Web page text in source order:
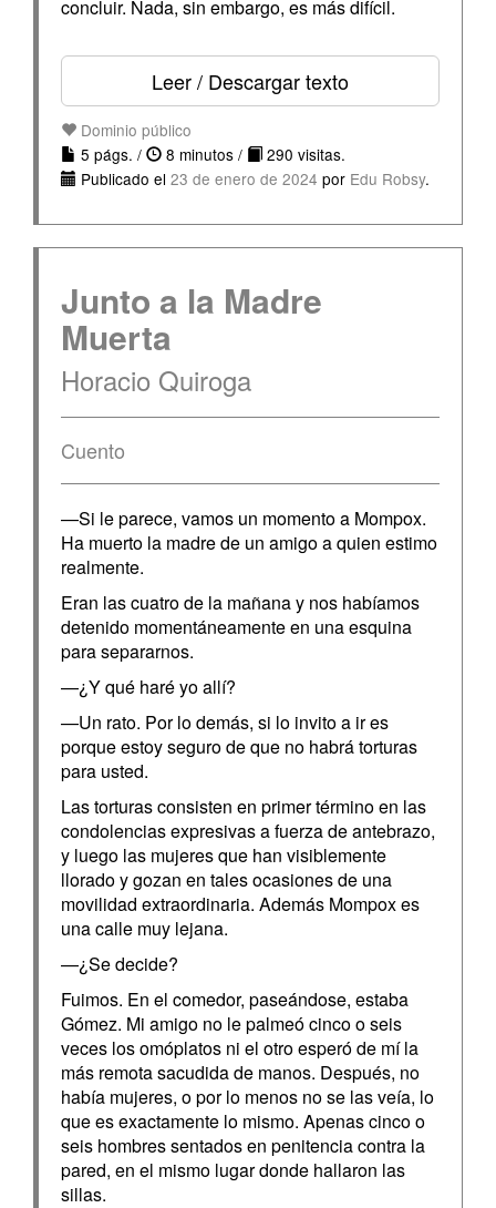
concluir. Nada, sin embargo, es más difícil.
Leer / Descargar texto
Dominio público
5 págs. /
8 minutos /
290 visitas.
Publicado el 23 de enero de 2024 por Edu Robsy.
Junto a la Madre
Muerta
Horacio Quiroga
Cuento
—Si le parece, vamos un momento a Mompox.
Ha muerto la madre de un amigo a quien estimo
realmente.
Eran las cuatro de la mañana y nos habíamos
detenido momentáneamente en una esquina
para separarnos.
—¿Y qué haré yo allí?
—Un rato. Por lo demás, si lo invito a ir es
porque estoy seguro de que no habrá torturas
para usted.
Las torturas consisten en primer término en las
condolencias expresivas a fuerza de antebrazo,
y luego las mujeres que han visiblemente
llorado y gozan en tales ocasiones de una
movilidad extraordinaria. Además Mompox es
una calle muy lejana.
—¿Se decide?
Fuimos. En el comedor, paseándose, estaba
Gómez. Mi amigo no le palmeó cinco o seis
veces los omóplatos ni el otro esperó de mí la
más remota sacudida de manos. Después, no
había mujeres, o por lo menos no se las veía, lo
que es exactamente lo mismo. Apenas cinco o
seis hombres sentados en penitencia contra la
pared, en el mismo lugar donde hallaron las
sillas.